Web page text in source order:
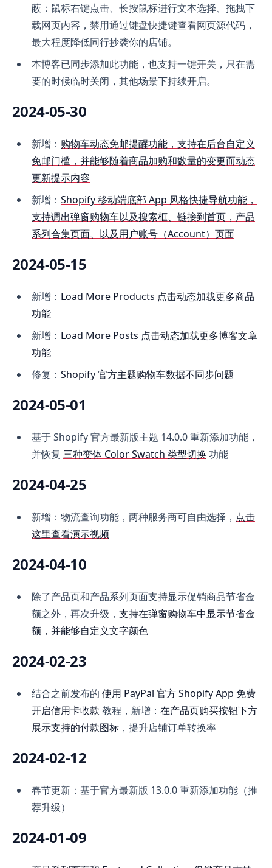
蔽：鼠标右键点击、长按鼠标进行文本选择、拖拽下
载网页内容，禁用通过键盘快捷键查看网页源代码，
最大程度降低同行抄袭你的店铺。
本博客已同步添加此功能，也支持一键开关，只在需
要的时候临时关闭，其他场景下持续开启。
2024-05-30
新增： 购物车动态免邮提醒功能，支持在后台自定义
免邮门槛，并能够随着商品加购和数量的变更而动态
更新提示内容
新增： Shopify 移动端底部 App 风格快捷导航功能，
支持调出弹窗购物车以及搜索框、链接到首页，产品
系列合集页面、以及用户账号（Account）页面
2024-05-15
新增： Load More Products 点击动态加载更多商品
功能
新增： Load More Posts 点击动态加载更多博客文章
功能
修复： Shopify 官方主题购物车数据不同步问题
2024-05-01
基于 Shopify 官方最新版主题 14.0.0 重新添加功能，
并恢复 三种变体 Color Swatch 类型切换 功能
2024-04-25
新增：物流查询功能，两种服务商可自由选择， 点击
这里查看演示视频
2024-04-10
除了产品页和产品系列页面支持显示促销商品节省金
额之外，再次升级， 支持在弹窗购物车中显示节省金
额，并能够自定义文字颜色
2024-02-23
结合之前发布的 使用 PayPal 官方 Shopify App 免费
开启信用卡收款 教程，新增： 在产品页购买按钮下方
展示支持的付款图标 ，提升店铺订单转换率
2024-02-12
春节更新：基于官方最新版 13.0.0 重新添加功能（推
荐升级）
2024-01-09